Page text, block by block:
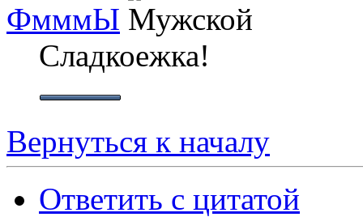
ФмммЫ
Сладкоежка!
Вернуться к началу
Ответить с цитатой